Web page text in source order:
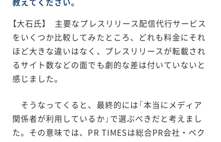
【大石氏】 主要なプレスリリース配信代行サービス
をいくつか比較してみたところ、どれも料金にそれ
ほど大きな違いはなく、プレスリリースが転載され
るサイト数などの面でも劇的な差は付いていないと
感じました。
そうなってくると、最終的には「本当にメディア
関係者が利用しているか」で選ぶべきだと考えまし
た。その意味では、PR TIMESは総合PR会社・ベク